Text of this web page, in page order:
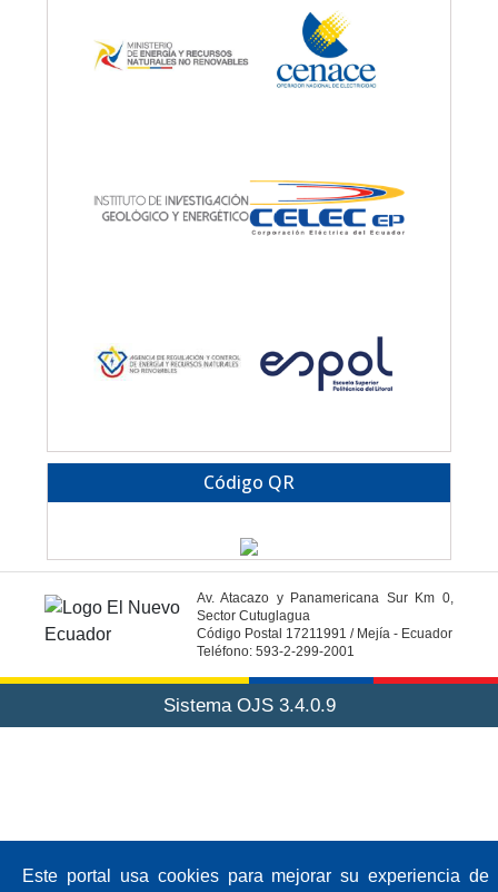
Código QR
Av. Atacazo y Panamericana Sur Km 0,
Sector Cutuglagua
Código Postal 17211991 / Mejía - Ecuador
Teléfono: 593-2-299-2001
Este portal usa cookies para mejorar su experiencia de
Sistema OJS 3.4.0.9